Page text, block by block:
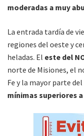
moderadas a muy
La entrada tardía de
regiones del oeste y
heladas. El este del
norte de Misiones, el
Fe y la mayor parte del
mínimas superiores a